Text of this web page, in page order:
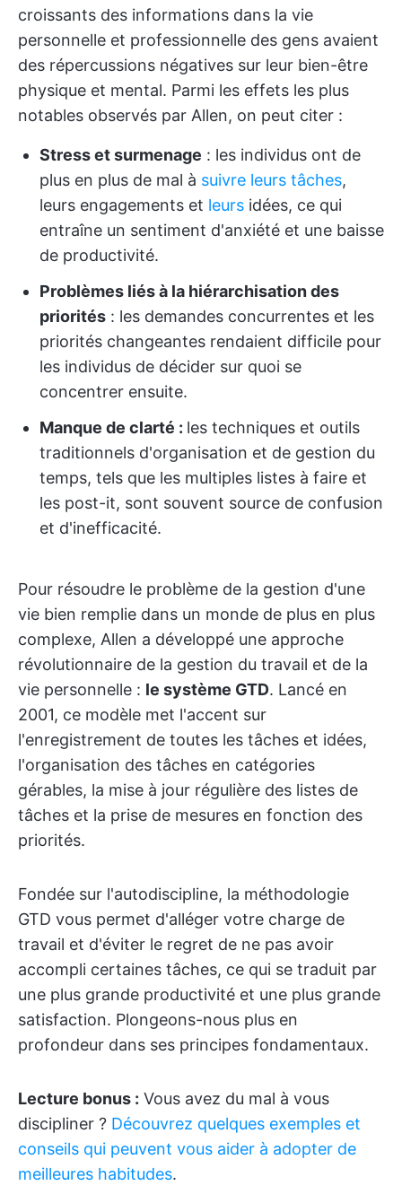
croissants des informations dans la vie
personnelle et professionnelle des gens avaient
des répercussions négatives sur leur bien-être
physique et mental. Parmi les effets les plus
notables observés par Allen, on peut citer :
Stress et surmenage : les individus ont de
plus en plus de mal à suivre leurs tâches,
leurs engagements et leurs idées, ce qui
entraîne un sentiment d'anxiété et une baisse
de productivité.
Problèmes liés à la hiérarchisation des
priorités : les demandes concurrentes et les
priorités changeantes rendaient difficile pour
les individus de décider sur quoi se
concentrer ensuite.
Manque de clarté : les techniques et outils
traditionnels d'organisation et de gestion du
temps, tels que les multiples listes à faire et
les post-it, sont souvent source de confusion
et d'inefficacité.
Pour résoudre le problème de la gestion d'une
vie bien remplie dans un monde de plus en plus
complexe, Allen a développé une approche
révolutionnaire de la gestion du travail et de la
vie personnelle : le système GTD. Lancé en
2001, ce modèle met l'accent sur
l'enregistrement de toutes les tâches et idées,
l'organisation des tâches en catégories
gérables, la mise à jour régulière des listes de
tâches et la prise de mesures en fonction des
priorités.
Fondée sur l'autodiscipline, la méthodologie
GTD vous permet d'alléger votre charge de
travail et d'éviter le regret de ne pas avoir
accompli certaines tâches, ce qui se traduit par
une plus grande productivité et une plus grande
satisfaction. Plongeons-nous plus en
profondeur dans ses principes fondamentaux.
Lecture bonus : Vous avez du mal à vous
discipliner ? Découvrez quelques exemples et
conseils qui peuvent vous aider à adopter de
meilleures habitudes.